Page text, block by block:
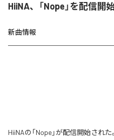
HiiNA、「Nope」を配信開
新曲情報
HiiNAの「Nope」が配信開始され